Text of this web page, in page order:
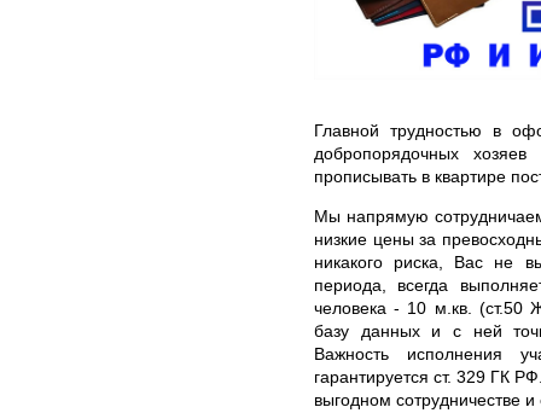
Главной трудностью в
добропорядочных
прописывать в квартире
Мы напрямую
низкие цены за
никакого риска, Вас не
периода, всегда
человека - 10 м.кв. (ст.50
базу данных и с ней
Важность исполнения
гарантируется ст. 329 ГК
выгодном сотрудничестве